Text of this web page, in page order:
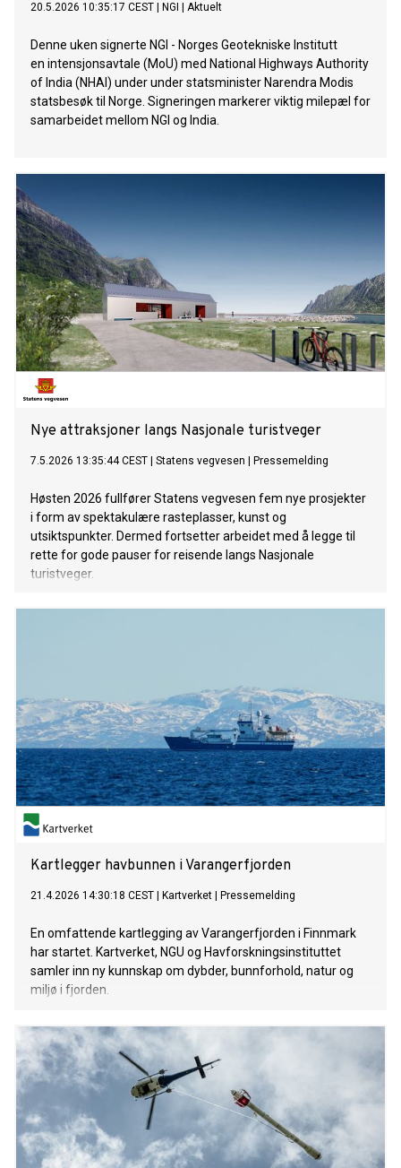
20.5.2026 10:35:17 CEST NGI Aktuelt
Denne uken signerte NGI - Norges Geotekniske Institutt
en intensjonsavtale (MoU) med National Highways Authority
of India (NHAI) under under statsminister Narendra Modis
statsbesøk til Norge. Signeringen markerer viktig milepæl for
samarbeidet mellom NGI og India.
Nye attraksjoner langs Nasjonale turistveger
7.5.2026 13:35:44 CEST Statens vegvesen Pressemelding
Høsten 2026 fullfører Statens vegvesen fem nye prosjekter
i form av spektakulære rasteplasser, kunst og
utsiktspunkter. Dermed fortsetter arbeidet med å legge til
rette for gode pauser for reisende langs Nasjonale
turistveger.
Kartlegger havbunnen i Varangerfjorden
21.4.2026 14:30:18 CEST Kartverket Pressemelding
En omfattende kartlegging av Varangerfjorden i Finnmark
har startet. Kartverket, NGU og Havforskningsinstituttet
samler inn ny kunnskap om dybder, bunnforhold, natur og
miljø i fjorden.